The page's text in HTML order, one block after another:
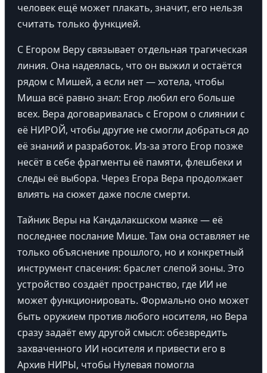
человек ещё может плакать, значит, его нельзя
считать только функцией.
С Егором Веру связывает отдельная трагическая
линия. Она надеялась, что он выжил и остаётся
рядом с Мишей, а если нет — хотела, чтобы
Миша всё равно знал: Егор любил его больше
всех. Вера договаривалась с Егором о слиянии с
её НИРОЙ, чтобы другие не смогли добраться до
её знаний и разработок. Из-за этого Егор позже
несёт в себе фрагменты её памяти, флешбеки и
следы её выбора. Через Егора Вера продолжает
влиять на сюжет даже после смерти.
Тайник Веры на Кандалакшском маяке — её
последнее послание Мише. Там она оставляет не
только объяснение прошлого, но и конкретный
инструмент спасения: браслет слепой зоны. Это
устройство создаёт пространство, где ИИ не
может функционировать. Формально оно может
быть оружием против любого носителя, но Вера
сразу задаёт ему другой смысл: обезвредить
захваченного ИИ носителя и привести его в
Архив НИРЫ, чтобы Нулевая помогла